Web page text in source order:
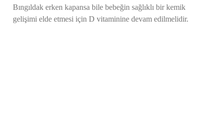
Bıngıldak erken kapansa bile bebeğin sağlıklı bir kemik
gelişimi elde etmesi için D vitaminine devam edilmelidir.